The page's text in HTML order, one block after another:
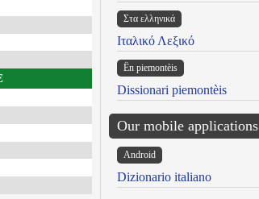
Στα ελληνικά
Ιταλικό Λεξικό
Ën piemontèis
Dissionari piemontèis
Our mobile applications
Android
Dizionario italiano